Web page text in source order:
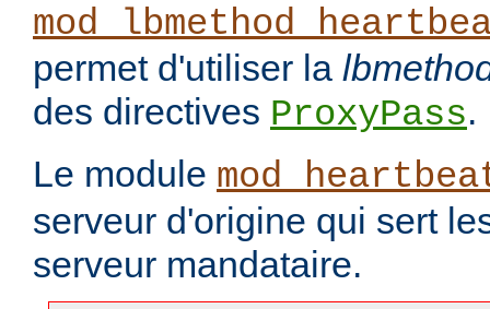
permet d'utiliser la
des directives ProxyPass.
Le module
serveur d'origine qui sert
serveur mandataire.